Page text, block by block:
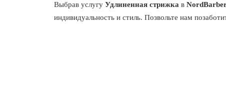
Выбрав услугу Удлиненная стрижка в
индивидуальность и стиль. Позвольте нам